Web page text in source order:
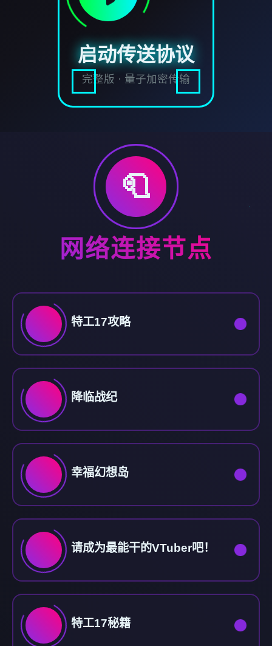
启动传送协议
完整版 · 量子加密传输
🧻
网络连接节点
特工17攻略
降临战纪
幸福幻想岛
请成为最能干的VTuber吧！
特工17秘籍